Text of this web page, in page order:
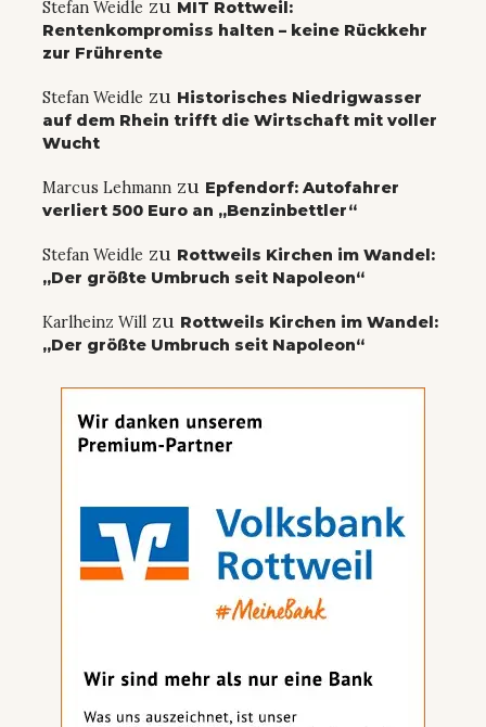
Stefan Weidle zu MIT Rottweil:
Rentenkompromiss halten – keine Rückkehr
zur Frührente
Stefan Weidle zu Historisches Niedrigwasser
auf dem Rhein trifft die Wirtschaft mit voller
Wucht
Marcus Lehmann zu Epfendorf: Autofahrer
verliert 500 Euro an „Benzinbettler“
Stefan Weidle zu Rottweils Kirchen im Wandel:
„Der größte Umbruch seit Napoleon“
Karlheinz Will zu Rottweils Kirchen im Wandel:
„Der größte Umbruch seit Napoleon“